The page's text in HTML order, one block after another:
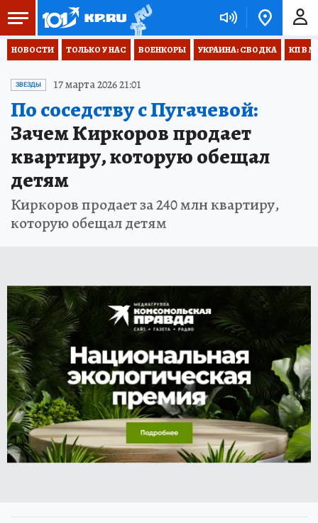
НОВОСТИ ТОЛЬКО У НАС ВОЕНКОРЫ УКРАИНА: СВОДКА КП В
ЗВЕЗДЫ 17 марта 2026 21:01
По соседству с Пугачевой:
Зачем Киркоров продает
квартиру, которую обещал
детям
Киркоров продает за 240 млн квартиру,
которую обещал детям